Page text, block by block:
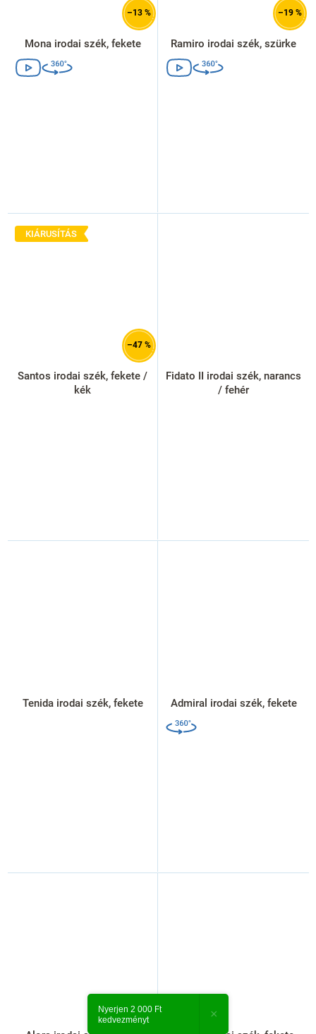
–13 %
Mona irodai szék, fekete
–19 %
Ramiro irodai szék, szürke
KIÁRUSÍTÁS
–47 %
Santos irodai szék, fekete /
kék
Fidato II irodai szék, narancs
/ fehér
Tenida irodai szék, fekete Admiral irodai szék, fekete
Nyerjen 2 000 Ft
kedvezményt
×